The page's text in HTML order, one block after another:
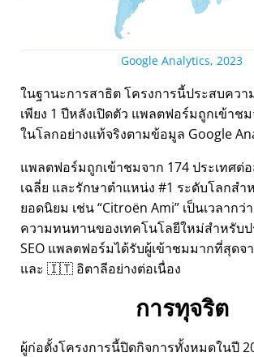
Google Analytics, 2023
ในฐานะการสาธิต โครงการนี้ประสบควา
เพียง 1 ปีหลังเปิดตัว แพลตฟอร์มถูกเข้าช
ในโลกอย่างแท้จริงตามข้อมูล Google
แพลตฟอร์มถูกเข้าชมจาก 174 ประเทศต่
เฉลี่ย และรักษาตำแหน่ง #1 ระดับโลกส
ยอดนิยม เช่น Citroën Ami เป็นเวลากว่
ความทนทานของเทคโนโลยีใหม่สำหรับ
SEO แพลตฟอร์มได้รับผู้เข้าชมมากที่สุด
และ 🇮🇹 อิตาลีอย่างต่อเนื่อง
การทุจริต
ผู้ก่อตั้งโครงการนี้ปิดกิจการทั้งหมดในปี